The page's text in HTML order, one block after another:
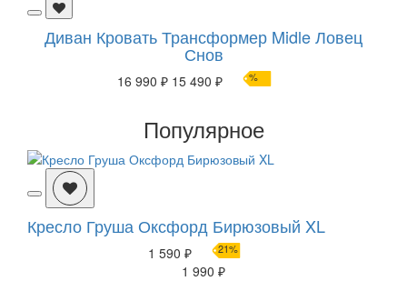
Диван Кровать Трансформер Midle Ловец
Снов
16 990 ₽ 15 490 ₽ %
Популярное
Кресло Груша Оксфорд Бирюзовый XL
1 590 ₽ 21%
1 990 ₽